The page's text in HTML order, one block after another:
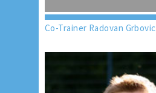
Co-Trainer Radovan Grbovic